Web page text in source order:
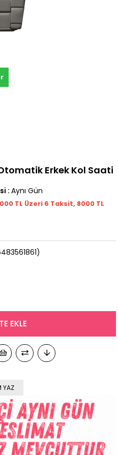
Erkek Kol Saati
: Aynı Gün
TL Üzeri 6 Taksit, 8000 TL
YAZ